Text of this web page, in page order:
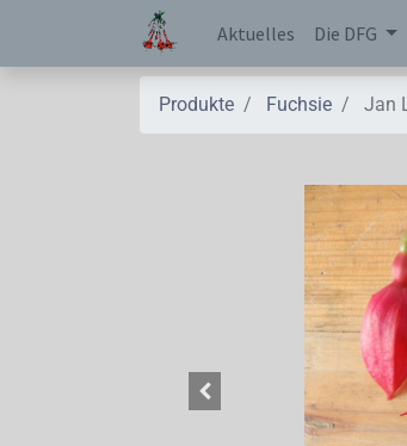
Aktuelles Die DFG
Produkte Fuchsie Jan